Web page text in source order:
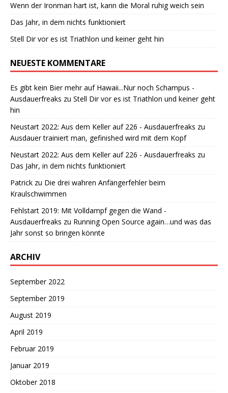
Wenn der Ironman hart ist, kann die Moral ruhig weich sein
Das Jahr, in dem nichts funktioniert
Stell Dir vor es ist Triathlon und keiner geht hin
NEUESTE KOMMENTARE
Es gibt kein Bier mehr auf Hawaii...Nur noch Schampus -
Ausdauerfreaks zu Stell Dir vor es ist Triathlon und keiner geht
hin
Neustart 2022: Aus dem Keller auf 226 - Ausdauerfreaks zu
Ausdauer trainiert man, gefinished wird mit dem Kopf
Neustart 2022: Aus dem Keller auf 226 - Ausdauerfreaks zu
Das Jahr, in dem nichts funktioniert
Patrick zu Die drei wahren Anfängerfehler beim
Kraulschwimmen
Fehlstart 2019: Mit Volldampf gegen die Wand -
Ausdauerfreaks zu Running Open Source again…und was das
Jahr sonst so bringen könnte
ARCHIV
September 2022
September 2019
August 2019
April 2019
Februar 2019
Januar 2019
Oktober 2018